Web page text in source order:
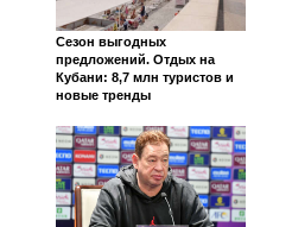
Сезон выгодных
предложений. Отдых на
Кубани: 8,7 млн туристов и
новые тренды